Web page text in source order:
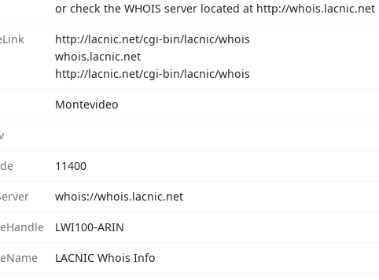
or check the WHOIS server located at http://whois.lacnic.net
http://lacnic.net/cgi-bin/lacnic/whois
whois.lacnic.net
http://lacnic.net/cgi-bin/lacnic/whois
Montevideo
11400
whois://whois.lacnic.net
LWI100-ARIN
LACNIC Whois Info